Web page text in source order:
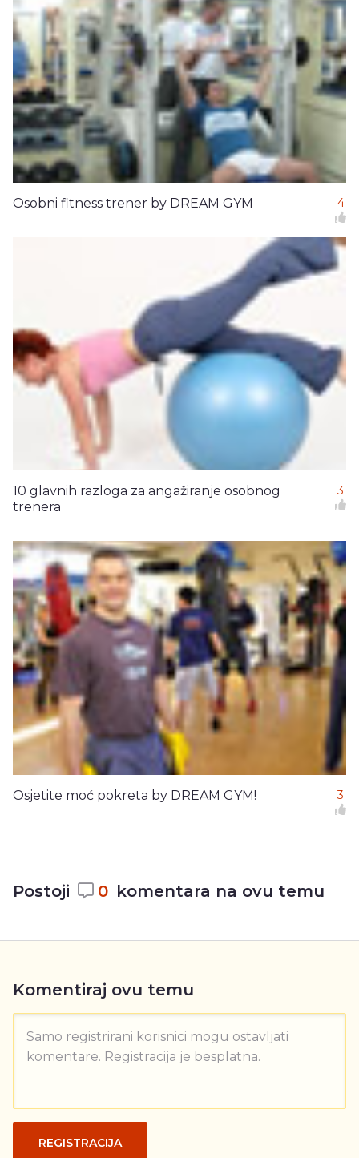
Osobni fitness trener by DREAM GYM 4
10 glavnih razloga za angažiranje osobnog
trenera
3
Osjetite moć pokreta by DREAM GYM! 3
Postoji 0 komentara na ovu temu
Komentiraj ovu temu
Samo registrirani korisnici mogu ostavljati
komentare. Registracija je besplatna.
REGISTRACIJA